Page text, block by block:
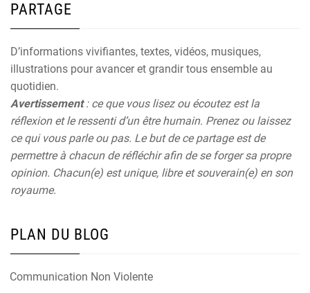
PARTAGE
D’informations vivifiantes, textes, vidéos, musiques,
illustrations pour avancer et grandir tous ensemble au
quotidien.
Avertissement: ce que vous lisez ou écoutez est la
réflexion et le ressenti d’un être humain. Prenez ou laissez
ce qui vous parle ou pas. Le but de ce partage est de
permettre à chacun de réfléchir afin de se forger sa propre
opinion. Chacun(e) est unique, libre et souverain(e) en son
royaume.
PLAN DU BLOG
Communication Non Violente